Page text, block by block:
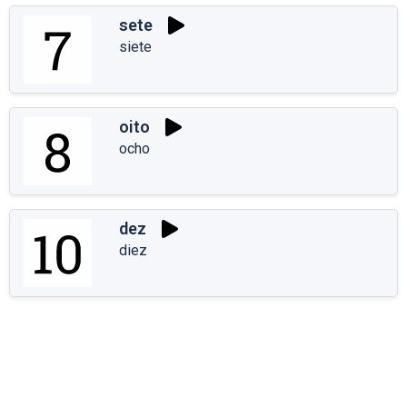
sete
siete
oito
ocho
dez
diez